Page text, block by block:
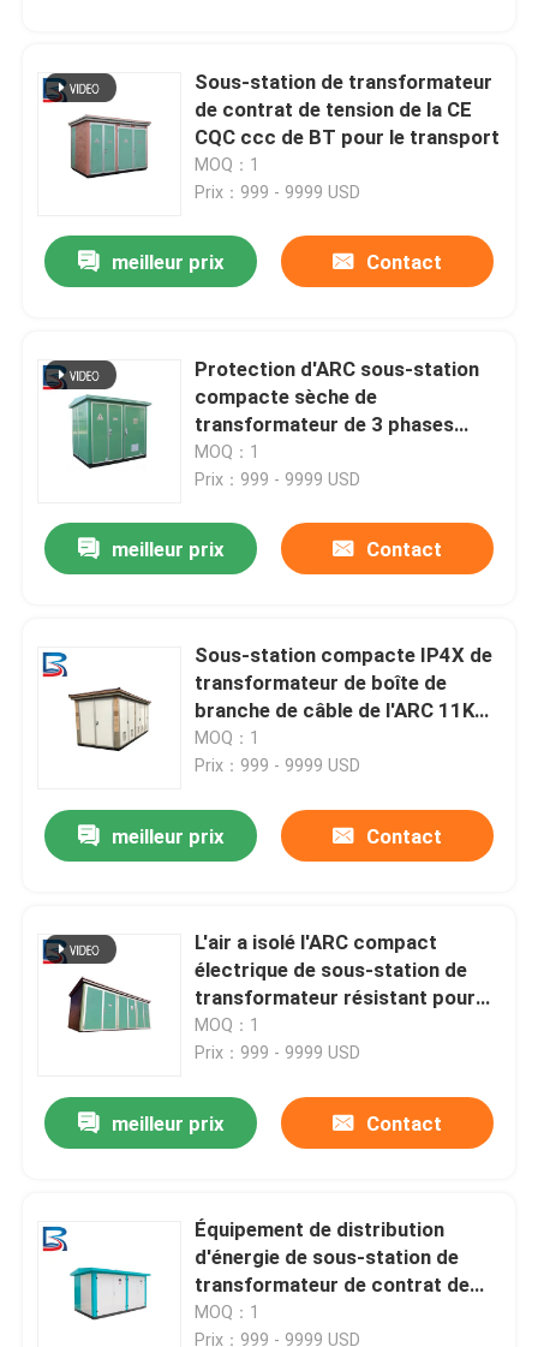
Sous-station de transformateur
de contrat de tension de la CE
CQC ccc de BT pour le transport
MOQ：1
Prix：999 - 9999 USD
meilleur prix Contact
Protection d'ARC sous-station
compacte sèche de
transformateur de 3 phases
pour le dock et le quai
MOQ：1
Prix：999 - 9999 USD
meilleur prix Contact
Sous-station compacte IP4X de
transformateur de boîte de
branche de câble de l'ARC 11KV
pour le dock
MOQ：1
Prix：999 - 9999 USD
meilleur prix Contact
L'air a isolé l'ARC compact
électrique de sous-station de
transformateur résistant pour
des centrales
MOQ：1
Prix：999 - 9999 USD
meilleur prix Contact
Équipement de distribution
d'énergie de sous-station de
transformateur de contrat de
l'ARC 600V MNS
MOQ：1
Prix：999 - 9999 USD